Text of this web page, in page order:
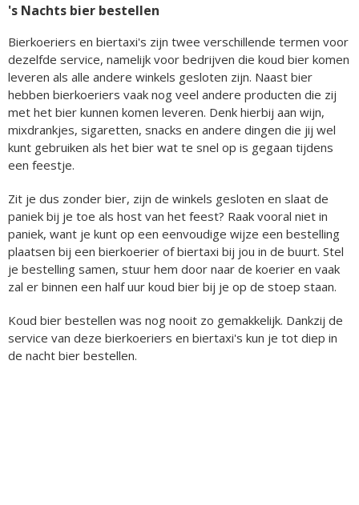
's Nachts bier bestellen
Bierkoeriers en biertaxi's zijn twee verschillende termen voor
dezelfde service, namelijk voor bedrijven die koud bier komen
leveren als alle andere winkels gesloten zijn. Naast bier
hebben bierkoeriers vaak nog veel andere producten die zij
met het bier kunnen komen leveren. Denk hierbij aan wijn,
mixdrankjes, sigaretten, snacks en andere dingen die jij wel
kunt gebruiken als het bier wat te snel op is gegaan tijdens
een feestje.
Zit je dus zonder bier, zijn de winkels gesloten en slaat de
paniek bij je toe als host van het feest? Raak vooral niet in
paniek, want je kunt op een eenvoudige wijze een bestelling
plaatsen bij een bierkoerier of biertaxi bij jou in de buurt. Stel
je bestelling samen, stuur hem door naar de koerier en vaak
zal er binnen een half uur koud bier bij je op de stoep staan.
Koud bier bestellen was nog nooit zo gemakkelijk. Dankzij de
service van deze bierkoeriers en biertaxi's kun je tot diep in
de nacht bier bestellen.